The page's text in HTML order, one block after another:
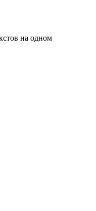
на одном